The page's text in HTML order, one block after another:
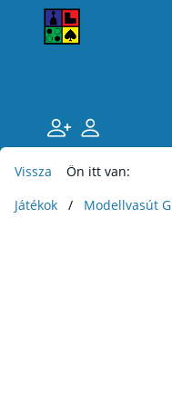
Vissza
Ön itt van:
Játékok
Modellvasút G